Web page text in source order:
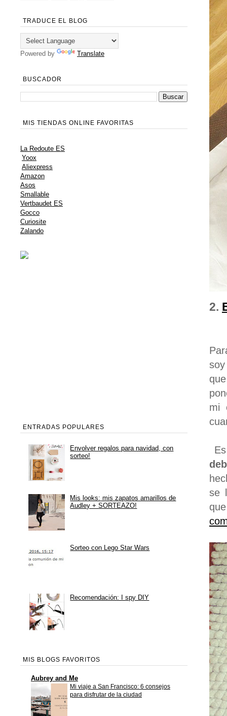
2.
mi
se
TRADUCE EL BLOG
Powered by Translate
BUSCADOR
MIS TIENDAS ONLINE FAVORITAS
La Redoute ES
Yoox
Aliexpress
Amazon
Asos
Smallable
Vertbaudet ES
Gocco
Curiosite
Zalando
ENTRADAS POPULARES
Envolver regalos para navidad, con
sorteo!
Mis looks: mis zapatos amarillos de
Audley + SORTEAZO!
Sorteo con Lego Star Wars
Recomendación: I spy DIY
MIS BLOGS FAVORITOS
Aubrey and Me
Mi viaje a San Francisco: 6 consejos
para disfrutar de la ciudad